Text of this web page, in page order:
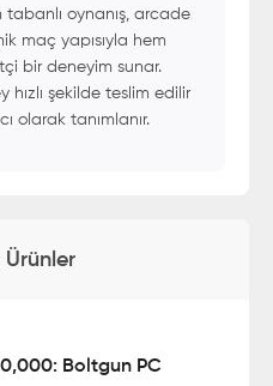
tabanlı oynanış, arcade
maç yapısıyla hem
bir deneyim sunar.
hızlı şekilde teslim edilir
olarak tanımlanır.
Ürünler
Boltgun PC